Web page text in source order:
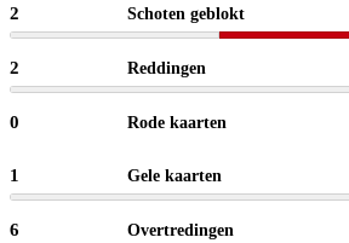
2 Schoten geblokt
2 Reddingen
0 Rode kaarten
1 Gele kaarten
6 Overtredingen